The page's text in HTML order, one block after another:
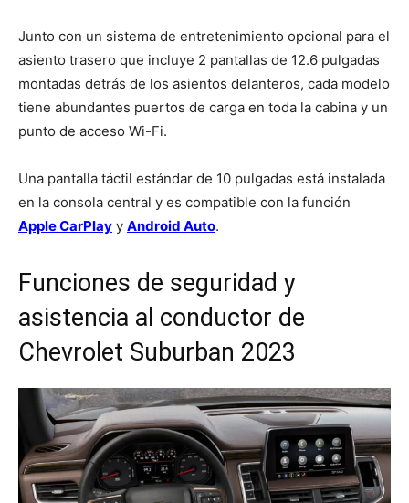
Junto con un sistema de entretenimiento opcional para el
asiento trasero que incluye 2 pantallas de 12.6 pulgadas
montadas detrás de los asientos delanteros, cada modelo
tiene abundantes puertos de carga en toda la cabina y un
punto de acceso Wi-Fi.
Una pantalla táctil estándar de 10 pulgadas está instalada
en la consola central y es compatible con la función
Apple CarPlay y Android Auto.
Funciones de seguridad y
asistencia al conductor de
Chevrolet Suburban 2023